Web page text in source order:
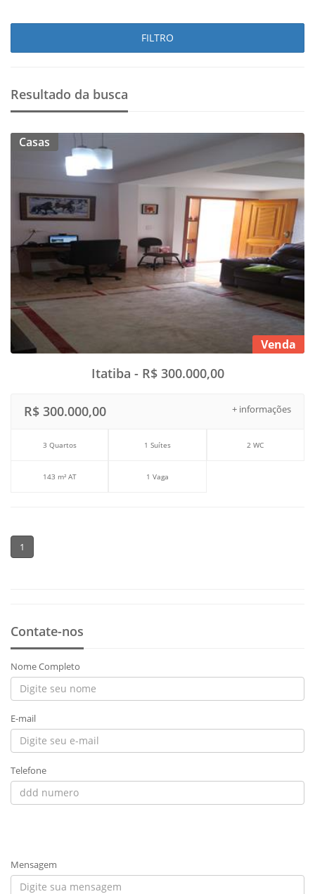
FILTRO
Resultado da busca
Casas
Venda
Itatiba - R$ 300.000,00
+ informações
R$ 300.000,00
3 Quartos 1 Suítes 2 WC
143 m² AT 1 Vaga
1
Contate-nos
Nome Completo
E-mail
Telefone
Mensagem